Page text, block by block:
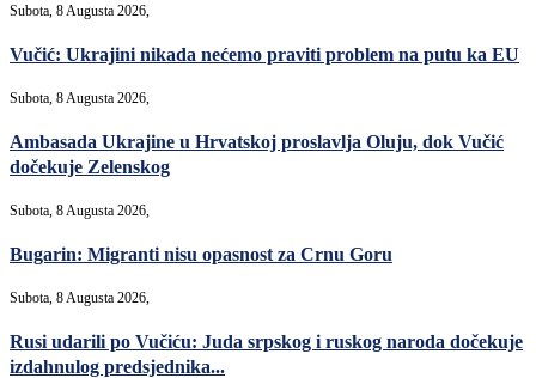
Subota, 8 Augusta 2026,
Vučić: Ukrajini nikada nećemo praviti problem na putu ka EU
Subota, 8 Augusta 2026,
Ambasada Ukrajine u Hrvatskoj proslavlja Oluju, dok Vučić
dočekuje Zelenskog
Subota, 8 Augusta 2026,
Bugarin: Migranti nisu opasnost za Crnu Goru
Subota, 8 Augusta 2026,
Rusi udarili po Vučiću: Juda srpskog i ruskog naroda dočekuje
izdahnulog predsjednika...